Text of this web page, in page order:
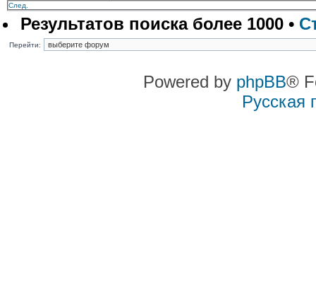
След.
Результатов поиска более 1000 •
Перейти:
Powered by phpBB®
Русская